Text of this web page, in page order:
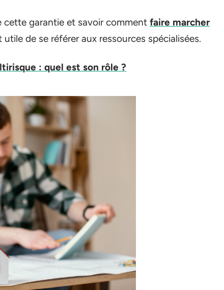
cette garantie et savoir comment faire marcher
de se référer aux ressources spécialisées.
: quel est son rôle ?